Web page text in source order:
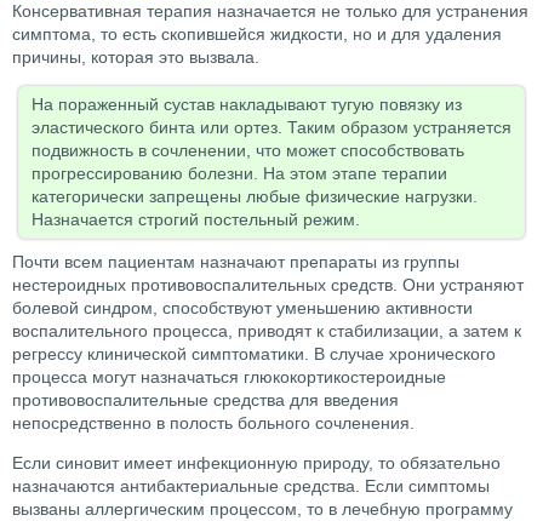
Консервативная терапия назначается не только для устранения
симптома, то есть скопившейся жидкости, но и для удаления
причины, которая это вызвала.
На пораженный сустав накладывают тугую повязку из
эластического бинта или ортез. Таким образом устраняется
подвижность в сочленении, что может способствовать
прогрессированию болезни. На этом этапе терапии
категорически запрещены любые физические нагрузки.
Назначается строгий постельный режим.
Почти всем пациентам назначают препараты из группы
нестероидных противовоспалительных средств. Они устраняют
болевой синдром, способствуют уменьшению активности
воспалительного процесса, приводят к стабилизации, а затем к
регрессу клинической симптоматики. В случае хронического
процесса могут назначаться глюкокортикостероидные
противовоспалительные средства для введения
непосредственно в полость больного сочленения.
Если синовит имеет инфекционную природу, то обязательно
назначаются антибактериальные средства. Если симптомы
вызваны аллергическим процессом, то в лечебную программу